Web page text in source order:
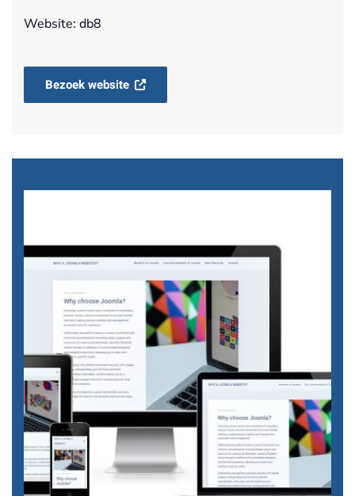
Website: db8
Bezoek website